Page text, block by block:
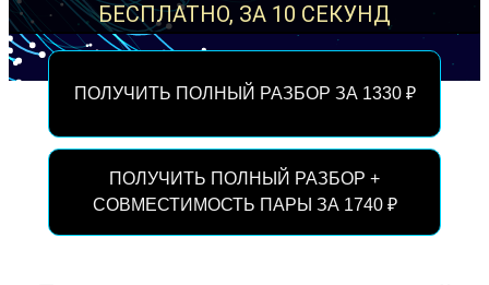
БЕСПЛАТНО, ЗА 10 СЕКУНД
ПОЛУЧИТЬ ПОЛНЫЙ РАЗБОР ЗА 1330
ПОЛУЧИТЬ ПОЛНЫЙ РАЗБОР +
СОВМЕСТИМОСТЬ ПАРЫ ЗА 1740